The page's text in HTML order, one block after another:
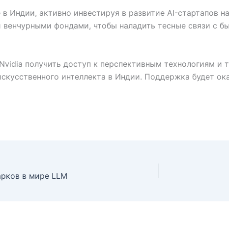
Индии, активно инвестируя в развитие AI-стартапов
фондами, чтобы наладить тесные связи с
получить доступ к перспективным технологиям
интеллекта в Индии. Поддержка будет
в мире LLM